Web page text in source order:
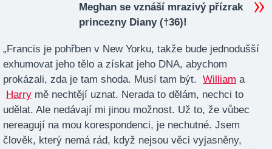
Meghan se vznáší mrazivý přízrak
princezny Diany (†36)!
„Francis je pohřben v New Yorku, takže bude jednodušší
exhumovat jeho tělo a získat jeho DNA, abychom
prokázali, zda je tam shoda. Musí tam být. William a
Harry mě nechtějí uznat. Nerada to dělám, nechci to
udělat. Ale nedávají mi jinou možnost. Už to, že vůbec
nereagují na mou korespondenci, je nechutné. Jsem
člověk, který nemá rád, když nejsou věci vyjasněny,